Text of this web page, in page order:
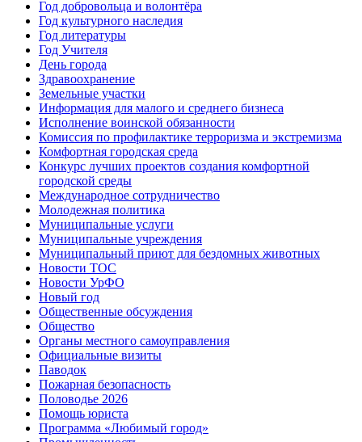
Год добровольца и волонтёра
Год культурного наследия
Год литературы
Год Учителя
День города
Здравоохранение
Земельные участки
Информация для малого и среднего бизнеса
Исполнение воинской обязанности
Комиссия по профилактике терроризма и экстремизма
Комфортная городская среда
Конкурс лучших проектов создания комфортной
городской среды
Международное сотрудничество
Молодежная политика
Муниципальные услуги
Муниципальные учреждения
Муниципальный приют для бездомных животных
Новости ТОС
Новости УрФО
Новый год
Общественные обсуждения
Общество
Органы местного самоуправления
Официальные визиты
Паводок
Пожарная безопасность
Половодье 2026
Помощь юриста
Программа «Любимый город»